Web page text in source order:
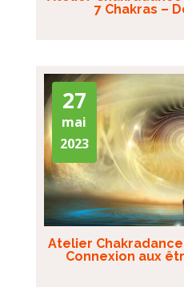
7 Chakras –
27
mai
2023
Atelier
Connexion aux